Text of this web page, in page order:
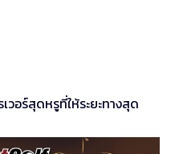
วอร์สุดหรูที่ให้ระยะทางสุด